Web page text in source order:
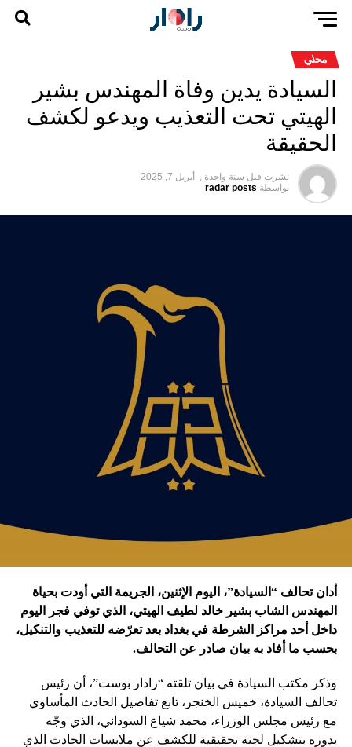
محلي
السيادة يدين وفاة المهندس بشير
الهيتي تحت التعذيب ويدعو لكشف
الحقيقة
نشرت قبل سنة واحدة ,
أبريل 7, 2025
بواسطة radar posts
أدان تحالف “السيادة”، اليوم الإثنين، الجريمة التي أودت بحياة
المهندس الشاب بشير خالد لطيف الهيتي، الذي توفي فجر اليوم
داخل أحد مراكز الشرطة في بغداد بعد تعرّضه للتعذيب والتنكيل،
بحسب ما أفاد به بيان صادر عن التحالف.
وذكر مكتب السيادة في بيان تلقته “رادار بوست”، أن رئيس
تحالف السيادة، خميس الخنجر، تابع تفاصيل الحادث المأساوي
مع رئيس مجلس الوزراء، محمد شياع السوداني، الذي وجّه
بدوره بتشكيل لجنة تحقيقية للكشف عن ملابسات الحادث الذي